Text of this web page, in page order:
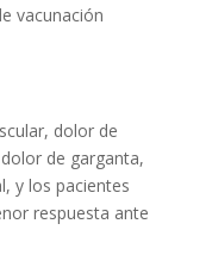
vacunación
dolor de
de garganta,
y los pacientes
respuesta ante